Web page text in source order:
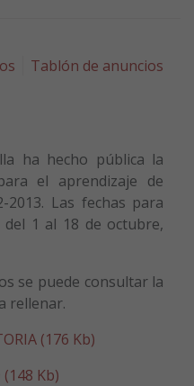
Tablón de anuncios
ha hecho pública la
el aprendizaje de
Las fechas para
1 al 18 de octubre,
se puede consultar la
rellenar.
(176 Kb)
(148 Kb)